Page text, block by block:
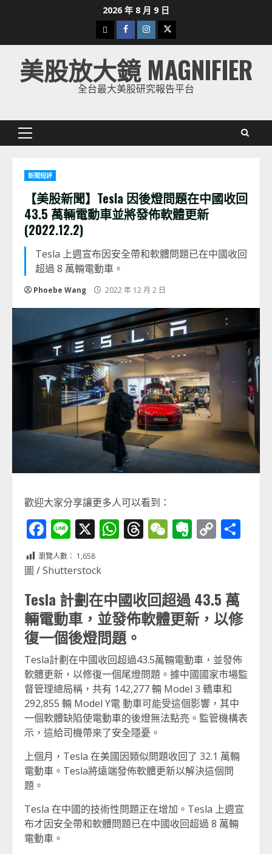
2026 年 8 月 9 日
下
載
美
股
Facebook
Instagram
Twitter
美股放大鏡 MAGNIFIER
全台最大美股研究報告平台
Primary
新聞短評
【美股新聞】Tesla 因後燈問題在中國收回
43.5 萬輛電動車並將發佈軟體更新
(2022.12.2)
Tesla 上週宣布因安全帶和軟體問題已在中國收回
超過 8 萬輛電動車。
Phoebe Wang 2022 年 12 月 2 日
歡迎大家分享讓更多人可以看到：
Facebook
Line
X WhatsApp
Threads
WeChat
Evernote
Copy
瀏覽人數： 1,658
圖 / Shutterstock
Tesla 計劃在中國收回超過 43.5 萬
輛電動車，並發佈軟體更新，以修
復一個後燈問題。
Tesla計劃在中國收回超過43.5萬輛電動車，並發佈
軟體更新，以修復一個尾燈問題。據中國國家市場監
督管理總局稱，共有 142,277 輛 Model 3 轎車和
292,855 輛 Model Y電 動車可能受這個影響，其中
一個軟體缺陷使電動車的後燈無法點亮。監管機構表
示，這給司機帶來了安全隱憂。
上個月，Tesla 在美國因類似問題收回了 32.1 萬輛
電動車。Tesla將遠端發佈軟體更新以解決這個問
題。
Tesla 在中國的技術性問題正在增加。Tesla 上週宣
布才因安全帶和軟體問題已在中國收回超過 8 萬輛
電動車。